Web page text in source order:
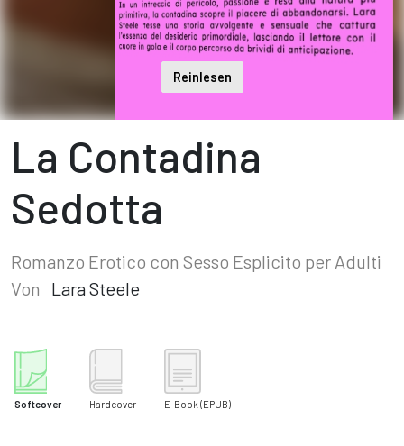
Reinlesen
La Contadina
Sedotta
Romanzo Erotico con Sesso Esplicito per Adulti
Von
Lara Steele
Softcover Hardcover E-Book (EPUB)